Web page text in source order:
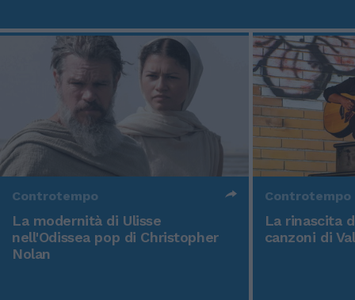
Controtempo
La modernità di Ulisse
nell'Odissea pop di Christopher
Nolan
Controtempo
La rinascita
canzoni di